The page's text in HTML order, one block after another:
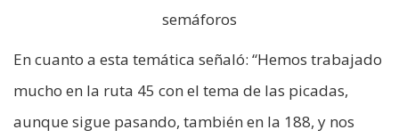
semáforos
En cuanto a esta temática señaló: “Hemos trabajado
mucho en la ruta 45 con el tema de las picadas,
aunque sigue pasando, también en la 188, y nos